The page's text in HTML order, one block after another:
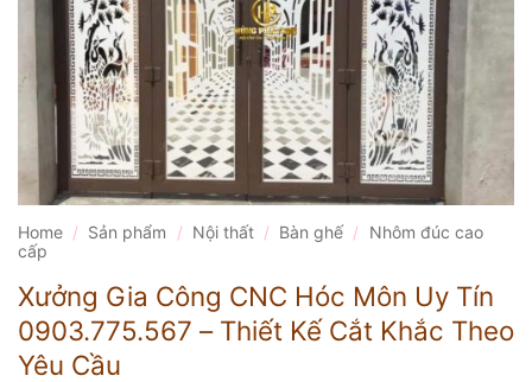
Home / Sản phẩm / Nội thất / Bàn ghế /
Nhôm đúc cao
cấp
Xưởng Gia Công CNC Hóc Môn Uy Tín
0903.775.567 – Thiết Kế Cắt Khắc Theo
Yêu Cầu